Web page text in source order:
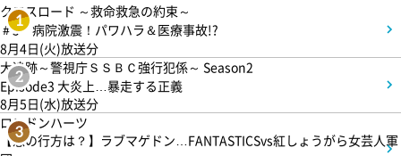
1
クロスロード ～救命救急の約束～
＃5 病院激震！パワハラ＆医療事故!?
8月4日(火)放送分
2
大追跡～警視庁ＳＳＢＣ強行犯係～ Season2
Episode3 大炎上…暴走する正義
8月5日(水)放送分
3
ロンドンハーツ
【恋の行方は？】ラブマゲドン…FANTASTICSvs紅しょうがら女芸人軍